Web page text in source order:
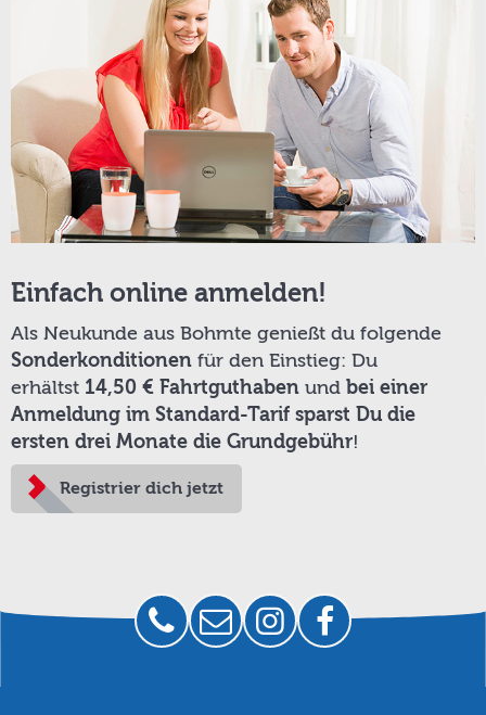
Einfach online anmelden!
Als Neukunde aus Bohmte genießt du folgende
Sonderkonditionen für den Einstieg: Du
erhältst 14,50 € Fahrtguthaben und bei einer
Anmeldung im Standard-Tarif sparst Du die
ersten drei Monate die Grundgebühr!
Registrier dich jetzt